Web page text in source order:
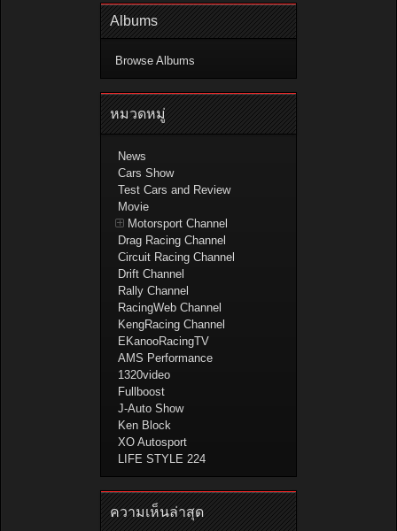
Albums
Browse Albums
หมวดหมู่
News
Cars Show
Test Cars and Review
Movie
Motorsport Channel
Drag Racing Channel
Circuit Racing Channel
Drift Channel
Rally Channel
RacingWeb Channel
KengRacing Channel
EKanooRacingTV
AMS Performance
1320video
Fullboost
J-Auto Show
Ken Block
XO Autosport
LIFE STYLE 224
ความเห็นล่าสุด